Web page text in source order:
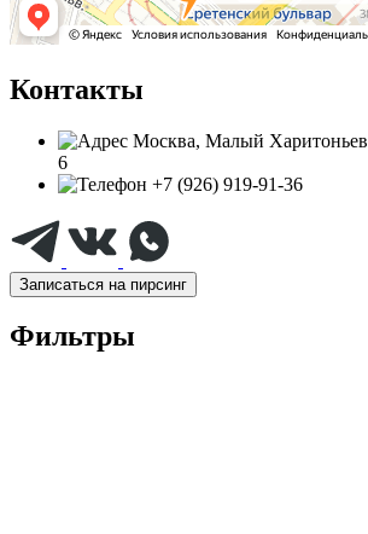
Контакты
Москва, Малый
6
+7 (926) 919-91-36
Записаться на пирсинг
Фильтры